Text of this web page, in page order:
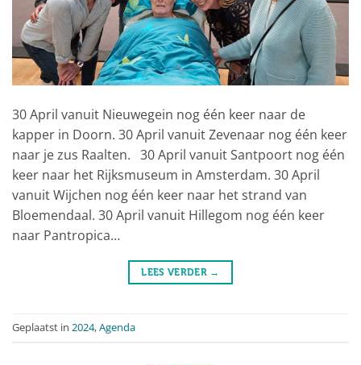
30 April vanuit Nieuwegein nog één keer naar de
kapper in Doorn. 30 April vanuit Zevenaar nog één keer
naar je zus Raalten. 30 April vanuit Santpoort nog één
keer naar het Rijksmuseum in Amsterdam. 30 April
vanuit Wijchen nog één keer naar het strand van
Bloemendaal. 30 April vanuit Hillegom nog één keer
naar Pantropica…
LEES VERDER →
Geplaatst in 2024,Agenda